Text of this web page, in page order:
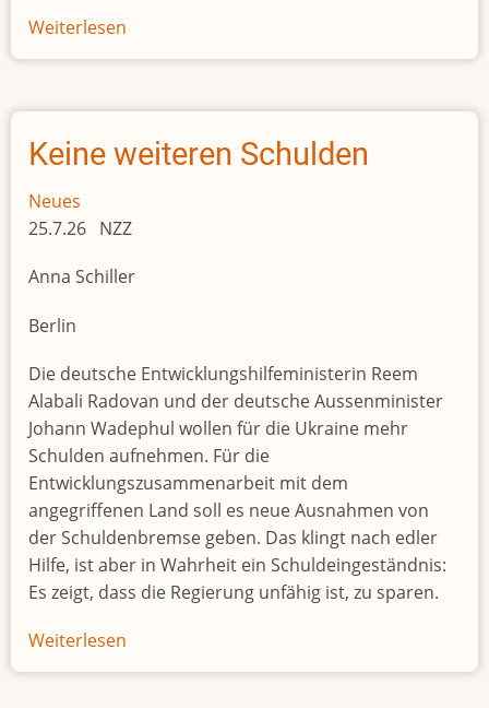
Weiterlesen
Der
als
Objekt
der
Keine weiteren Schulden
Neues
25.7.26 NZZ
Anna Schiller
Berlin
Die deutsche Entwicklungshilfeministerin Reem
Alabali Radovan und der deutsche Aussenminister
Johann Wadephul wollen für die Ukraine mehr
Schulden aufnehmen. Für die
Entwicklungszusammenarbeit mit dem
angegriffenen Land soll es neue Ausnahmen von
der Schuldenbremse geben. Das klingt nach edler
Hilfe, ist aber in Wahrheit ein Schuldeingeständnis:
Es zeigt, dass die Regierung unfähig ist, zu sparen.
Weiterlesen
Keine